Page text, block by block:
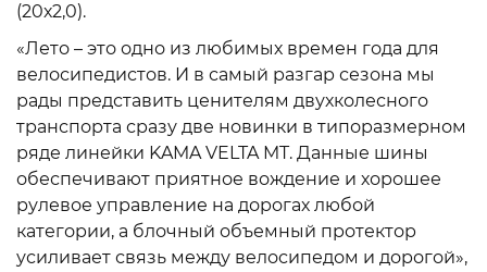
(20х2,0).
«Лето – это одно из любимых времен года для
велосипедистов. И в самый разгар сезона мы
рады представить ценителям двухколесного
транспорта сразу две новинки в типоразмерном
ряде линейки KAMA VELTA MT. Данные шины
обеспечивают приятное вождение и хорошее
рулевое управление на дорогах любой
категории, а блочный объемный протектор
усиливает связь между велосипедом и дорогой»,